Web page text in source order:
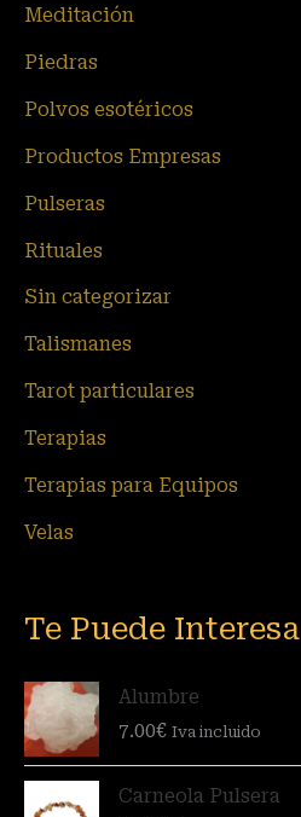
Meditación
Piedras
Polvos esotéricos
Productos Empresas
Pulseras
Rituales
Sin categorizar
Talismanes
Tarot particulares
Terapias
Terapias para Equipos
Velas
Te Puede Interesa
Alumbre
7.00€ Iva incluido
Carneola Pulsera